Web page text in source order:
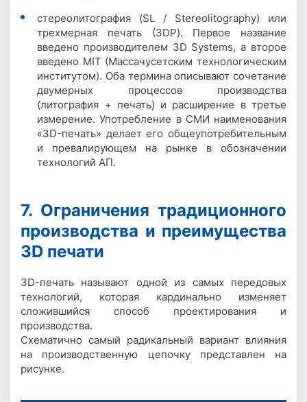
стереолитография (SL / Stereolitography) или
трехмерная печать (3DP). Первое название
введено производителем 3D Systems, а второе
введено MIT (Массачусетским технологическим
институтом). Оба термина описывают сочетание
двумерных процессов производства
(литография + печать) и расширение в третье
измерение. Употребление в СМИ наименования
«3D-печать» делает его общеупотребительным
и превалирующем на рынке в обозначении
технологий АП.
7. Ограничения традиционного
производства и преимущества
3D печати
3D-печать называют одной из самых передовых
технологий, которая кардинально изменяет
сложившийся способ проектирования и
производства.
Схематично самый радикальный вариант влияния
на производственную цепочку представлен на
рисунке.